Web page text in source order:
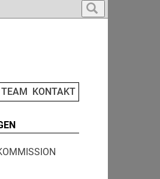
TEAM KONTAKT